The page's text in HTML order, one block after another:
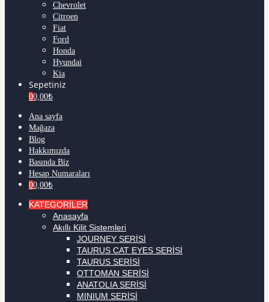
Chevrolet
Citroen
Fiat
Ford
Honda
Hyundai
Kia
Sepetiniz
00,00₺
Ana sayfa
Mağaza
Blog
Hakkımızda
Basında Biz
Hesap Numaraları
00,00₺
KATEGORİLER
Anasayfa
Akıllı Kilit Sistemleri
JOURNEY SERİSİ
TAURUS CAT EYES SERİSİ
TAURUS SERİSİ
OTTOMAN SERİSİ
ANATOLIA SERİSİ
MINIUM SERİSİ